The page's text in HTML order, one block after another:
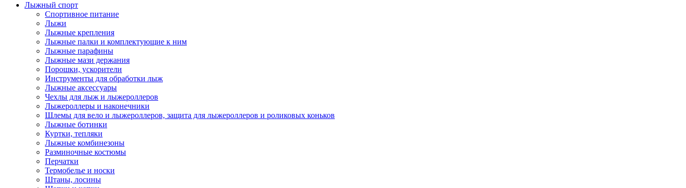
Лыжный спорт
Спортивное питание
Лыжи
Лыжные крепления
Лыжные палки и комплектующие к ним
Лыжные парафины
Лыжные мази держания
Порошки, ускорители
Инструменты для обработки лыж
Лыжные аксессуары
Чехлы для лыж и лыжероллеров
Лыжероллеры и наконечники
Шлемы для вело и лыжероллеров, защита для лыжероллеров и роликовых коньков
Лыжные ботинки
Куртки, тепляки
Лыжные комбинезоны
Разминочные костюмы
Перчатки
Термобелье и носки
Штаны, лосины